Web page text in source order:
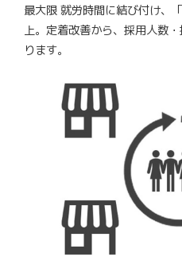
最大限 就労時間に結び付け、
上。定着改善から、採用人数
ります。